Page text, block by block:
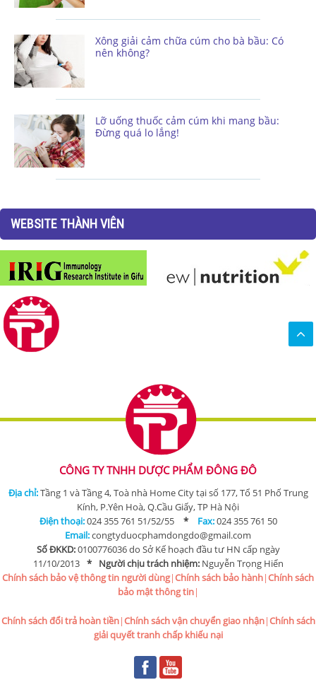
Xông giải cảm chữa cúm cho bà bầu: Có
nên không?
Lỡ uống thuốc cảm cúm khi mang bầu:
Đừng quá lo lắng!
WEBSITE THÀNH VIÊN
CÔNG TY TNHH DƯỢC PHẨM ĐÔNG ĐÔ
Địa chỉ:Tầng 1 và Tầng 4, Toà nhà Home City tại số 177, Tổ 51 Phố Trung
Kính, P.Yên Hoà, Q.Cầu Giấy, TP Hà Nội
Điện thoại:024 355 761 51/52/55 * Fax:024 355 761 50
Email:congtyduocphamdongdo@gmail.com
Số ĐKKD:0100776036 do Sở Kế hoạch đầu tư HN cấp ngày
11/10/2013 * Người chịu trách nhiệm: Nguyễn Trọng Hiển
Chính sách bảo vệ thông tin người dùng|Chính sách bảo hành|Chính sách
bảo mật thông tin|
Chính sách đổi trả hoàn tiền|Chính sách vận chuyển giao nhận|Chính sách
giải quyết tranh chấp khiếu nại